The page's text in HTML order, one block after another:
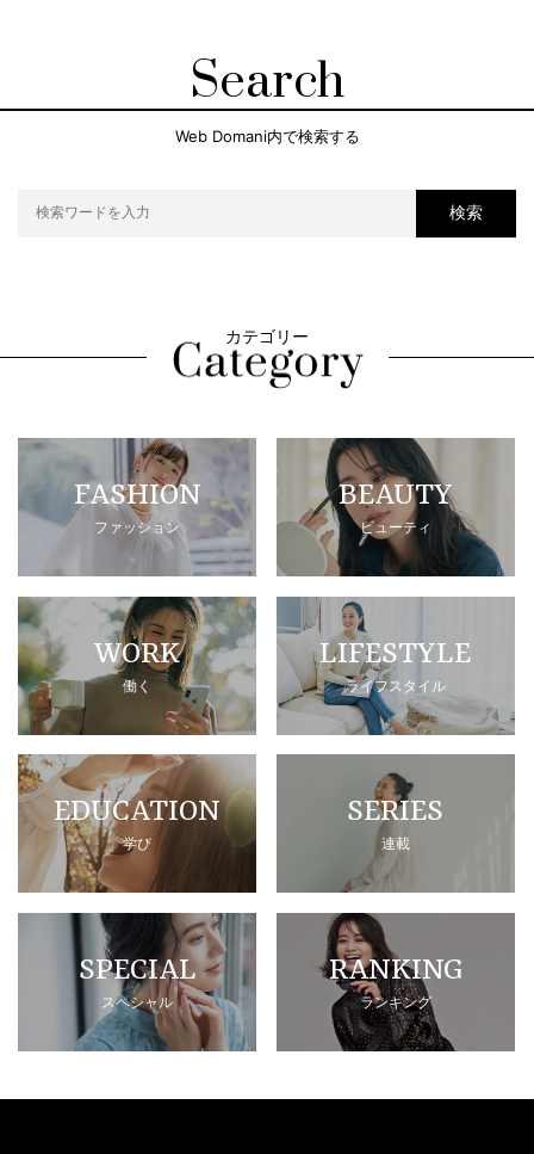
Search
Web Domani内で検索する
検索
カテゴリー
FASHION
ファッション
BEAUTY
ビューティ
WORK
働く
LIFESTYLE
ライフスタイル
EDUCATION
学び
SERIES
連載
SPECIAL
スペシャル
RANKING
ランキング